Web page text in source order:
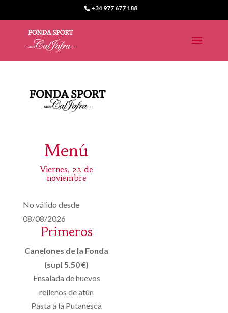
+34 977 677 188
Menú
Viernes, 22 de
noviembre
No válido desde
08/08/2026
Primeros
Canelones de la Fonda
(supl 5.50 €)
Ensalada de huevos
rellenos de atún
Pasta a la Putanesca